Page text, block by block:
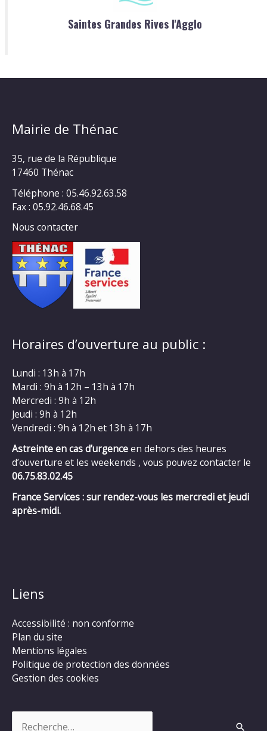
Saintes Grandes Rives l'Agglo
Mairie de Thénac
35, rue de la République
17460 Thénac
Téléphone : 05.46.92.63.58
Fax : 05.92.46.68.45
Nous contacter
Horaires d’ouverture au public :
Lundi : 13h à 17h
Mardi : 9h à 12h – 13h à 17h
Mercredi : 9h à 12h
Jeudi : 9h à 12h
Vendredi : 9h à 12h et 13h à 17h
Astreinte en cas d’urgenceen dehors des heures
d’ouverture et les weekends , vous pouvez contacter le
06.75.83.02.45
France Services : sur rendez-vous les mercredi et jeudi
après-midi.
Liens
Accessibilité : non conforme
Plan du site
Mentions légales
Politique de protection des données
Gestion des cookies